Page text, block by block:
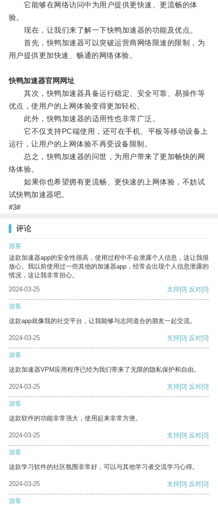
它能够在网络访问中为用户提供更快速、更流畅的体
验。
现在，让我们来了解一下快鸭加速器的功能及优点。
首先，快鸭加速器可以突破运营商网络限速的限制，为
用户提供更加快速、畅通的网络体验。
快鸭加速器官网网址
其次，快鸭加速器具备运行稳定、安全可靠、易操作等
优点，使用户的上网体验变得更加轻松。
此外，快鸭加速器的适用性也非常广泛。
它不仅支持PC端使用，还可在手机、平板等移动设备上
运行，让用户的上网体验不再受设备限制。
总之，快鸭加速器的问世，为用户带来了更加畅快的网
络体验。
如果你也希望拥有更流畅、更快速的上网体验，不妨试
试快鸭加速器吧。
#3#
评论
游客
这款加速器app的安全性很高，使用过程中不会泄露个人信息，这让我很
放心。我以前使用过一些其他的加速器app，经常会出现个人信息泄露的
情况，这让我非常担心。
2024-03-25
支持[0] 反对[0]
游客
这款app就像我的社交平台，让我能够与志同道合的朋友一起交流。
2024-03-25 支持[0] 反对[0]
游客
这款加速器VPM应用程序已经为我们带来了无限的隐私保护和自由。
2024-03-25 支持[0] 反对[0]
游客
这款软件的功能非常强大，使用起来非常方便。
2024-03-25 支持[0] 反对[0]
游客
这款学习软件的社区氛围非常好，可以与其他学习者交流学习心得。
2024-03-25 支持[0] 反对[0]
游客